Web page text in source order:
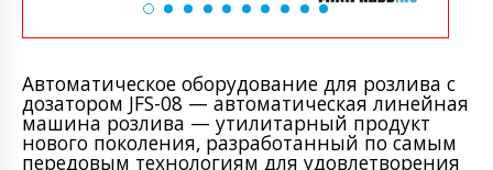
Автоматическое оборудование для розлива с
дозатором JFS-08 — автоматическая линейная
машина розлива — утилитарный продукт
нового поколения, разработанный по самым
передовым технологиям для удовлетворения